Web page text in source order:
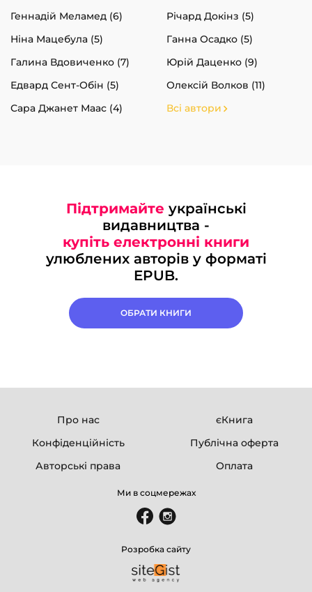
Геннадій Меламед (6)
Річард Докінз (5)
Ніна Мацебула (5)
Ганна Осадко (5)
Галина Вдовиченко (7)
Юрій Даценко (9)
Едвард Сент-Обін (5)
Олексій Волков (11)
Сара Джанет Маас (4)
Всі автори
Підтримайте українські
видавництва -
купіть електронні книги
улюблених авторів у форматі
EPUB.
ОБРАТИ КНИГИ
Про нас
єКнига
Конфіденційність
Публічна оферта
Авторські права
Оплата
Ми в соцмережах
Розробка сайту